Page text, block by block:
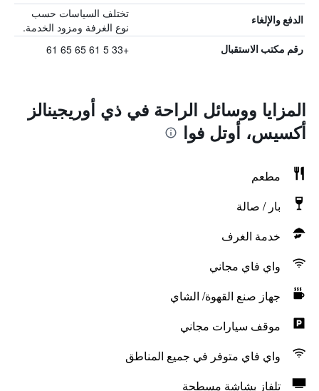
الدفع والإلغاء
تختلف السياسات حسب
نوع الغرفة ومزود الخدمة.
رقم مكتب الاستقبال +33 5 61 65 65 61
المزايا ووسائل الراحة في ذي أوريجينالز
أكسيس، أوتل فوا
مطعم
بار / صالة
خدمة الغرف
واي فاي مجاني
جهاز صنع القهوة/ الشاي
موقف سيارات مجاني
واي فاي متوفر في جميع المناطق
تلفاز بشاشة مسطحة